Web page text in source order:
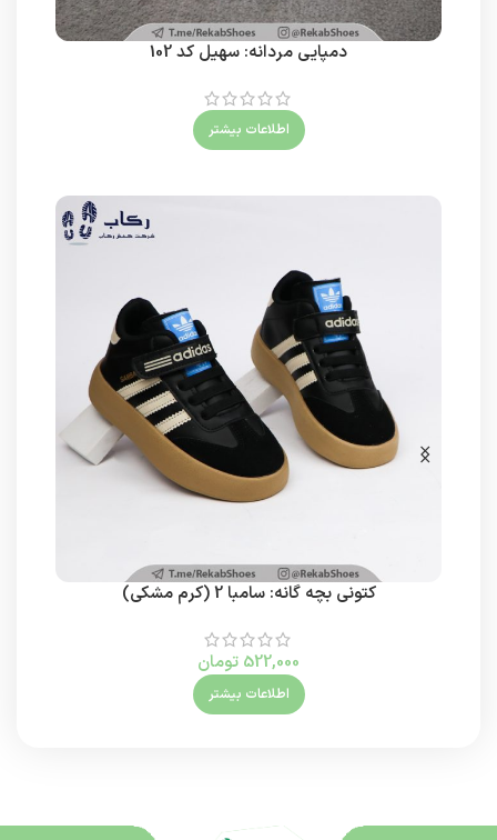
دمپایی مردانه: سهیل کد 102
اطلاعات بیشتر
کتونی بچه گانه: سامبا 2 (کرم مشکی)
522,000 تومان
اطلاعات بیشتر